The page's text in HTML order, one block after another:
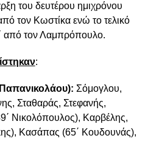
του δευτέρου ημιχρόνου
τον Κωστίκα ενώ το τελικό
από τον Λαμπρόπουλο.
:
Σόμογλου,
Σταθαράς, Στεφανής,
Νικολόπουλος), Καρβέλης,
Κασάπας (65΄ Κουδουνάς),